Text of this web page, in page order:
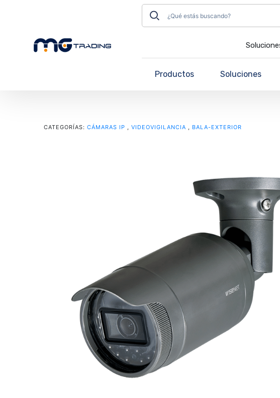
Productos Soluciones
CATEGORÍAS: CÁMARAS IP , VIDEOVIGILANCIA , BALA-EXTERIOR